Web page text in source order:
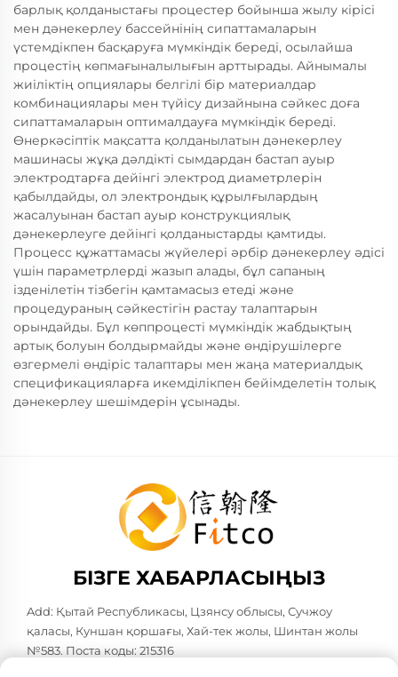
барлық қолданыстағы процестер бойынша жылу кірісі
мен дәнекерлеу бассейнінің сипаттамаларын
үстемдікпен басқаруға мүмкіндік береді, осылайша
процестің көпмағыналылығын арттырады. Айнымалы
жиіліктің опциялары белгілі бір материалдар
комбинациялары мен түйісу дизайнына сәйкес доға
сипаттамаларын оптималдауға мүмкіндік береді.
Өнеркәсіптік мақсатта қолданылатын дәнекерлеу
машинасы жұқа дәлдікті сымдардан бастап ауыр
электродтарға дейінгі электрод диаметрлерін
қабылдайды, ол электрондық құрылғылардың
жасалуынан бастап ауыр конструкциялық
дәнекерлеуге дейінгі қолданыстарды қамтиды.
Процесс құжаттамасы жүйелері әрбір дәнекерлеу әдісі
үшін параметрлерді жазып алады, бұл сапаның
ізденілетін тізбегін қамтамасыз етеді және
процедураның сәйкестігін растау талаптарын
орындайды. Бұл көппроцесті мүмкіндік жабдықтың
артық болуын болдырмайды және өндірушілерге
өзгермелі өндіріс талаптары мен жаңа материалдық
спецификацияларға икемділікпен бейімделетін толық
дәнекерлеу шешімдерін ұсынады.
БІЗГЕ ХАБАРЛАСЫҢЫЗ
Add: Қытай Республикасы, Цзянсу облысы, Сучжоу
қаласы, Куншан қоршағы, Хай-тек жолы, Шинтан жолы
№583. Поста коды: 215316